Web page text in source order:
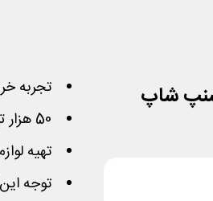
تجربه
50 هزار تومان واریزی کمتر برای فاکتور با هر مقداری
تهیه
توجه